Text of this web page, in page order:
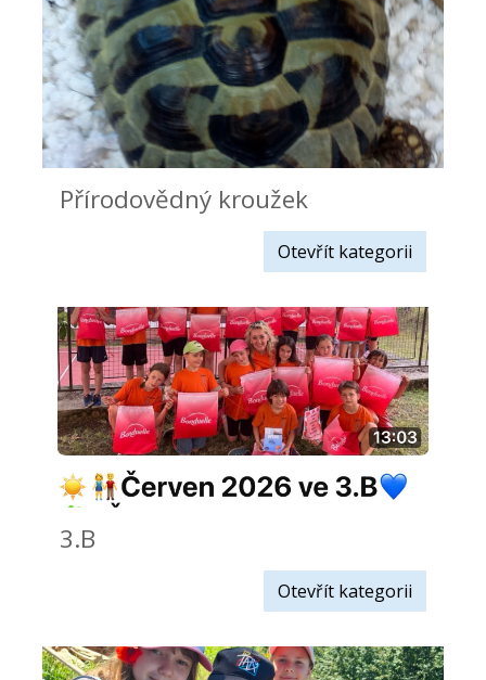
Přírodovědný kroužek
Otevřít kategorii
3.B
Otevřít kategorii